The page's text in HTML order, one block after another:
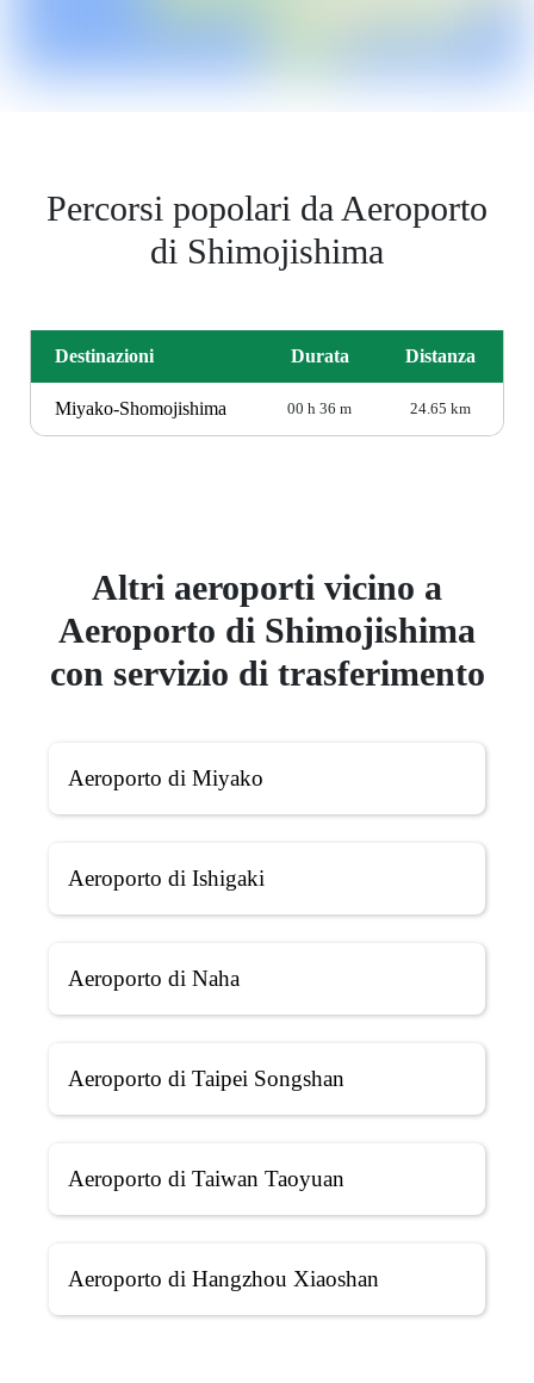
Percorsi popolari da Aeroporto
di Shimojishima
Destinazioni Durata Distanza
Miyako-Shomojishima 00 h 36 m 24.65 km
Altri aeroporti vicino a
Aeroporto di Shimojishima
con servizio di trasferimento
Aeroporto di Miyako
Aeroporto di Ishigaki
Aeroporto di Naha
Aeroporto di Taipei Songshan
Aeroporto di Taiwan Taoyuan
Aeroporto di Hangzhou Xiaoshan